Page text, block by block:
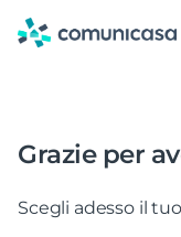
Skip
Grazie per
Scegli adesso il